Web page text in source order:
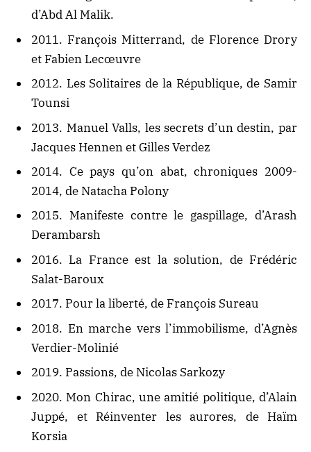
d’Abd Al Malik.
2011. François Mitterrand, de Florence Drory
et Fabien Lecœuvre
2012. Les Solitaires de la République, de Samir
Tounsi
2013. Manuel Valls, les secrets d’un destin, par
Jacques Hennen et Gilles Verdez
2014. Ce pays qu’on abat, chroniques 2009-
2014, de Natacha Polony
2015. Manifeste contre le gaspillage, d’Arash
Derambarsh
2016. La France est la solution, de Frédéric
Salat-Baroux
2017. Pour la liberté, de François Sureau
2018. En marche vers l’immobilisme, d’Agnès
Verdier-Molinié
2019. Passions, de Nicolas Sarkozy
2020. Mon Chirac, une amitié politique, d’Alain
Juppé, et Réinventer les aurores, de Haïm
Korsia